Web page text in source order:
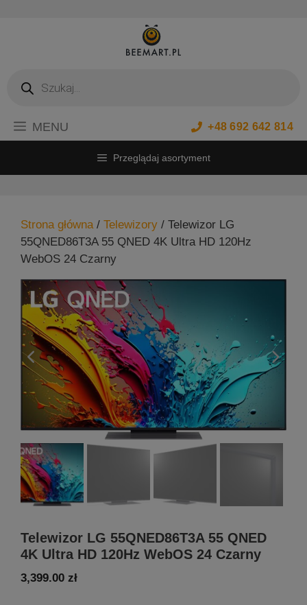
produktów
+48 692 642 814
MENU
Przeglądaj asortyment
Strona główna/ Telewizory / Telewizor LG
55QNED86T3A 55 QNED 4K Ultra HD 120Hz
WebOS 24 Czarny
Telewizor LG 55QNED86T3A 55 QNED
4K Ultra HD 120Hz WebOS 24 Czarny
3,399.00 zł